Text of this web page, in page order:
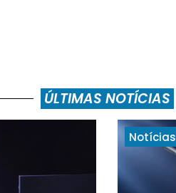
ÚLTIMAS NOTÍCIAS
Notícias